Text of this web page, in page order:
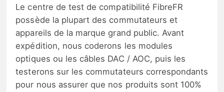
Le centre de test de compatibilité FibreFR
possède la plupart des commutateurs et
appareils de la marque grand public. Avant
expédition, nous coderons les modules
optiques ou les câbles DAC / AOC, puis les
testerons sur les commutateurs correspondants
pour nous assurer que nos produits sont 100%